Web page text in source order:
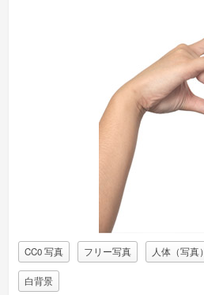
CC0 写真 フリー写真 人体（写真）
白背景